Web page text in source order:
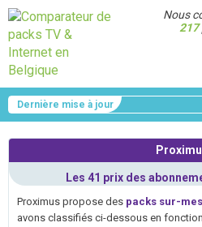
Nous
217
Dernière mise à jour
Les 41 prix des
Proximus propose des packs sur-
avons classifiés ci-dessous en